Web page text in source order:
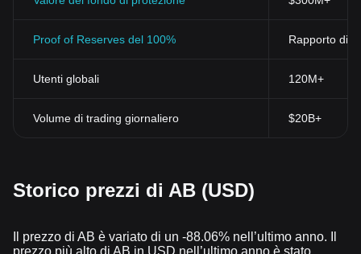
Proof of Reserves del 100% Rapporto di
Utenti globali 120M+
Volume di trading giornaliero $20B+
Storico prezzi di AB (USD)
Il prezzo di AB è variato di un -88.06% nell’ultimo anno. Il
prezzo più alto di AB in USD nell’ultimo anno è stato